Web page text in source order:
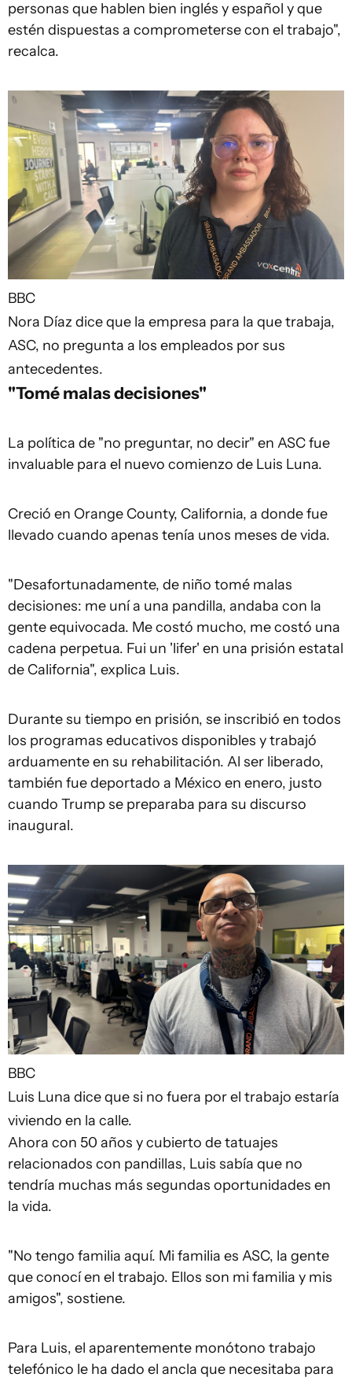
personas que hablen bien inglés y español y que
estén dispuestas a comprometerse con el trabajo",
recalca.
BBC
Nora Díaz dice que la empresa para la que trabaja,
ASC, no pregunta a los empleados por sus
antecedentes.
"Tomé malas decisiones"
La política de "no preguntar, no decir" en ASC fue
invaluable para el nuevo comienzo de Luis Luna.
Creció en Orange County, California, a donde fue
llevado cuando apenas tenía unos meses de vida.
"Desafortunadamente, de niño tomé malas
decisiones: me uní a una pandilla, andaba con la
gente equivocada. Me costó mucho, me costó una
cadena perpetua. Fui un 'lifer' en una prisión estatal
de California", explica Luis.
Durante su tiempo en prisión, se inscribió en todos
los programas educativos disponibles y trabajó
arduamente en su rehabilitación. Al ser liberado,
también fue deportado a México en enero, justo
cuando Trump se preparaba para su discurso
inaugural.
BBC
Luis Luna dice que si no fuera por el trabajo estaría
viviendo en la calle.
Ahora con 50 años y cubierto de tatuajes
relacionados con pandillas, Luis sabía que no
tendría muchas más segundas oportunidades en
la vida.
"No tengo familia aquí. Mi familia es ASC, la gente
que conocí en el trabajo. Ellos son mi familia y mis
amigos", sostiene.
Para Luis, el aparentemente monótono trabajo
telefónico le ha dado el ancla que necesitaba para